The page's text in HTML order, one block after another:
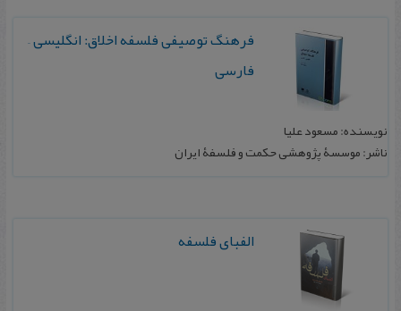
فرهنگ توصیفی فلسفه اخلاق: انگلیسی –
فارسی
نویسنده: مسعود علیا
ناشر: موسسۀ پژوهشی حکمت و فلسفۀ ایران
الفبای فلسفه